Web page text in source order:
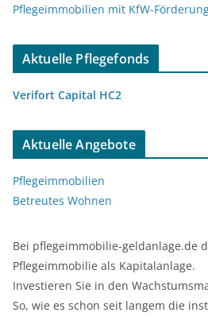
Pflegeimmobilien mit KfW-
Aktuelle Pflegefonds
Verifort Capital HC2
Aktuelle Angebote
Pflegeimmobilien
Betreutes Wohnen
Bei pflegeimmobilie-geldanlage.de
Pflegeimmobilie als Kapitalanlage.
Investieren Sie in den
So, wie es schon seit langem die